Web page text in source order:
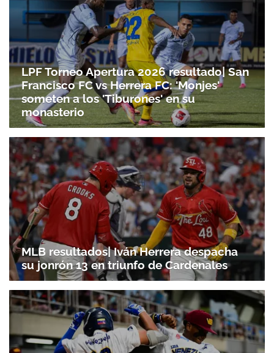
LPF Torneo Apertura 2026 resultado| San
Francisco FC vs Herrera FC: 'Monjes'
someten a los 'Tiburones' en su
monasterio
MLB resultados| Iván Herrera despacha
su jonrón 13 en triunfo de Cardenales